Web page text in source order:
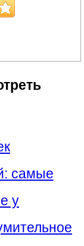
самые
у